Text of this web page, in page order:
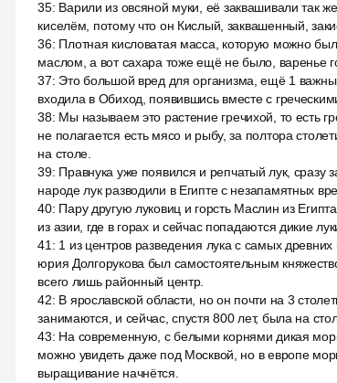
35: Варили из овсяной муки, её заквашивали так
киселём, потому что он Кислый, заквашенный,
36: Плотная кисловатая масса, которую можно
маслом, а вот сахара тоже ещё не было, варенье
37: Это большой вред для организма, ещё 1
входила в Обиход, появившись вместе с
38: Мы называем это растение гречихой, то есть
не полагается есть мясо и рыбу, за полтора
на столе.
39: Правнука уже появился и репчатый лук, сразу
народе лук разводили в Египте с незапамятных
40: Пару другую луковиц и горсть Маслин из
из азии, где в горах и сейчас попадаются дикие
41 : 1 из центров разведения лука с самых
юрия Долгорукова был самостоятельным
всего лишь районный центр.
42: В ярославской области, но он почти на 3
занимаются, и сейчас, спустя 800 лет, была на
43: На современную, с белыми корнями дикая
можно увидеть даже под Москвой, но в европе
выращивание начнётся.